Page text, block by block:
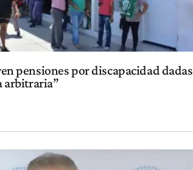
pensiones por discapacidad dadas
arbitraria”